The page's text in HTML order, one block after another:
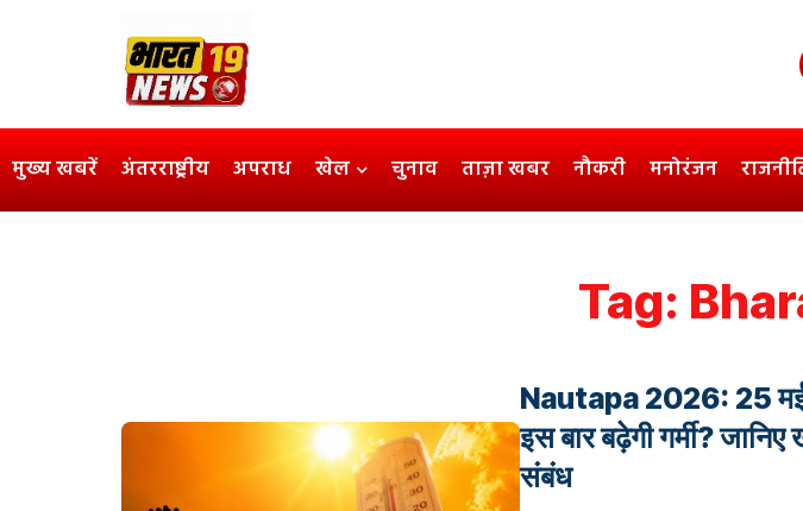
मुख्य खबरें अंतरराष्ट्रीय अपराध खेल चुनाव ताज़ा खबर नौकरी मनोरंजन
Tag:
Nautapa 2026: 25 मई
इस बार बढ़ेगी गर्मी?
संबंध